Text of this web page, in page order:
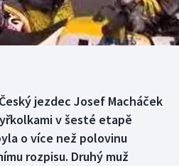
jezdec Josef Macháček
v šesté etapě
o více než polovinu
rozpisu. Druhý muž